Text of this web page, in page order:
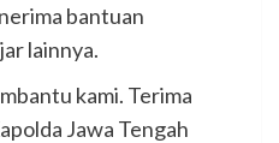
bantuan
lainnya.
kami. Terima
Jawa Tengah